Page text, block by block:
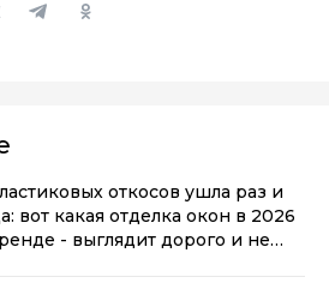
откосов ушла раз и
вот какая отделка окон в 2026
- выглядит дорого и не